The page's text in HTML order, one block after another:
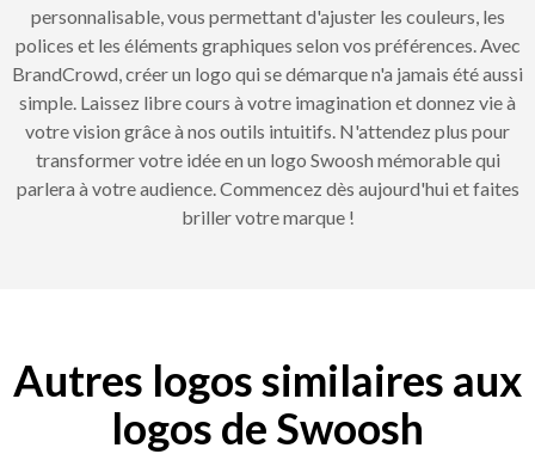
personnalisable, vous permettant d'ajuster les couleurs, les
polices et les éléments graphiques selon vos préférences. Avec
BrandCrowd, créer un logo qui se démarque n'a jamais été aussi
simple. Laissez libre cours à votre imagination et donnez vie à
votre vision grâce à nos outils intuitifs. N'attendez plus pour
transformer votre idée en un logo Swoosh mémorable qui
parlera à votre audience. Commencez dès aujourd'hui et faites
briller votre marque !
Autres logos similaires aux
logos de Swoosh